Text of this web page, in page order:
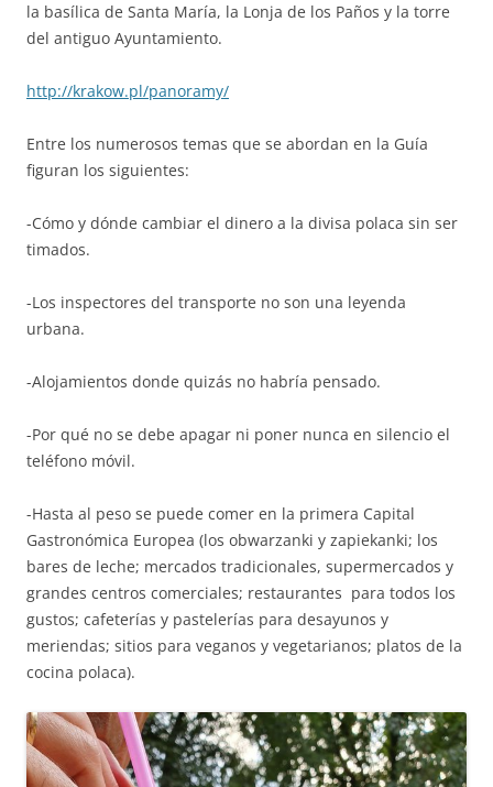
la basílica de Santa María, la Lonja de los Paños y la torre
del antiguo Ayuntamiento.
http://krakow.pl/panoramy/
Entre los numerosos temas que se abordan en la Guía
figuran los siguientes:
-Cómo y dónde cambiar el dinero a la divisa polaca sin ser
timados.
-Los inspectores del transporte no son una leyenda
urbana.
-Alojamientos donde quizás no habría pensado.
-Por qué no se debe apagar ni poner nunca en silencio el
teléfono móvil.
-Hasta al peso se puede comer en la primera Capital
Gastronómica Europea (los obwarzanki y zapiekanki; los
bares de leche; mercados tradicionales, supermercados y
grandes centros comerciales; restaurantes para todos los
gustos; cafeterías y pastelerías para desayunos y
meriendas; sitios para veganos y vegetarianos; platos de la
cocina polaca).